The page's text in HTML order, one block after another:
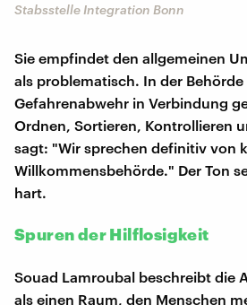
Stabsstelle Integration Bonn
Sie empfindet den allgemeinen
als problematisch. In der
Gefahrenabwehr in Verbindung
Ordnen, Sortieren, Kontrollieren
sagt: "Wir sprechen definitiv von
Willkommensbehörde." Der Ton
hart.
Spuren der Hilflosigkeit
Souad Lamroubal beschreibt die
als einen Raum, den Menschen